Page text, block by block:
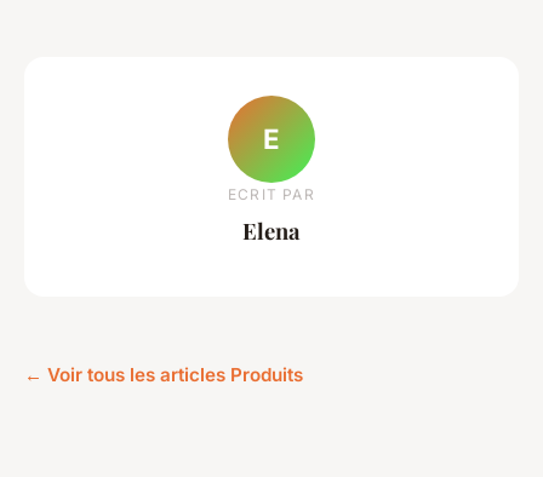
E
ECRIT PAR
Elena
← Voir tous les articles Produits